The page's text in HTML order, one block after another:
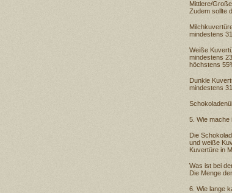
Mittlere/
Zudem sollte
mindestens
Weiße
mindestens
höchstens
Dunkle
mindestens
5. Wie mache
Die
und weiße
Kuvertüre in
Was ist bei
Die Menge
6. Wie lange